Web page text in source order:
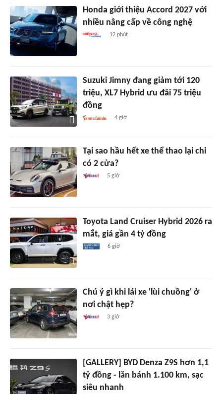
Honda giới thiệu Accord 2027 với
nhiều nâng cấp về công nghệ
12 phút
Suzuki Jimny đang giảm tới 120
triệu, XL7 Hybrid ưu đãi 75 triệu
đồng
4 giờ
Tại sao hầu hết xe thể thao lại chỉ
có 2 cửa?
5 giờ
Toyota Land Cruiser Hybrid 2026 ra
mắt, giá gần 4 tỷ đồng
6 giờ
Chú ý gì khi lái xe 'lùi chuồng' ở
nơi chật hẹp?
3 giờ
[GALLERY] BYD Denza Z9S hơn 1,1
tỷ đồng - lăn bánh 1.100 km, sạc
siêu nhanh